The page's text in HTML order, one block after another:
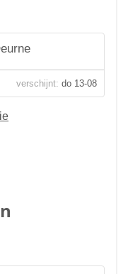
verschijnt: do 13-08